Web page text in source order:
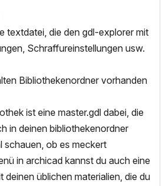
textdatei, die den gdl-explorer mit
Schraffureinstellungen usw.
Bibliothekenordner vorhanden
ist eine master.gdl dabei, die
in deinen bibliothekenordner
schauen, ob es meckert
in archicad kannst du auch eine
deinen üblichen materialien, die du